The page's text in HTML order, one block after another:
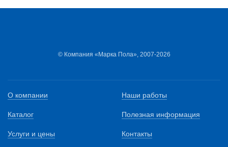
© Компания «Марка Пола», 2007-2026
О компании
Каталог
Услуги и цены
Наши работы
Полезная информация
Контакты